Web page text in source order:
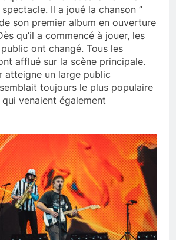
Il a joué la chanson ”
son premier album en ouverture
qu’il a commencé à jouer, les
ont changé. Tous les
afflué sur la scène principale.
atteigne un large public
toujours le plus populaire
venaient également